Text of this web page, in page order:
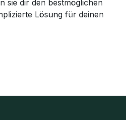
sie dir den bestmöglichen
Lösung für deinen